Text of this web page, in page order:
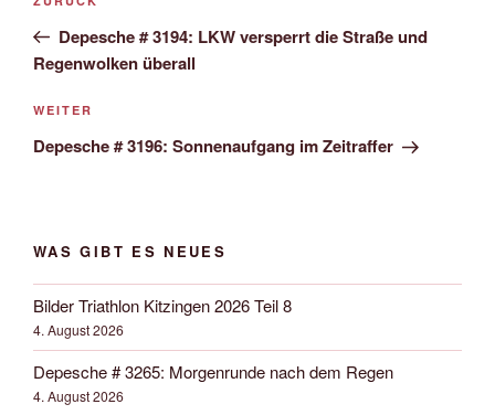
BeitragDepesche # 3194: LKW versperrt die Straße und
Regenwolken überall
Nächster
Beitrag
WEITER
Depesche # 3196: Sonnenaufgang im Zeitraffer
WAS GIBT ES NEUES
Bilder Triathlon Kitzingen 2026 Teil 8
4. August 2026
Depesche # 3265: Morgenrunde nach dem Regen
4. August 2026